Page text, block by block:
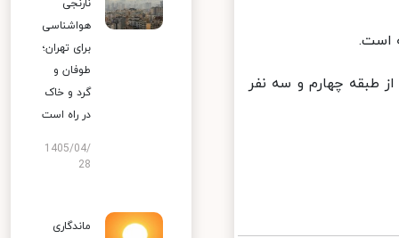
طبقه چهارم و سه نفر
نارنجی
هواشناسی
برای تهران؛
طوفان و
گرد و خاک
در راه است
1405/04/
28
ماندگاری